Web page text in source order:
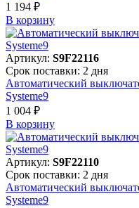
1 194 ₽
В корзинy
Артикул: S9F22116
Срок поставки: 2 дня
Автоматический
Systeme9
1 004 ₽
В корзинy
Артикул: S9F22110
Срок поставки: 2 дня
Автоматический
Systeme9